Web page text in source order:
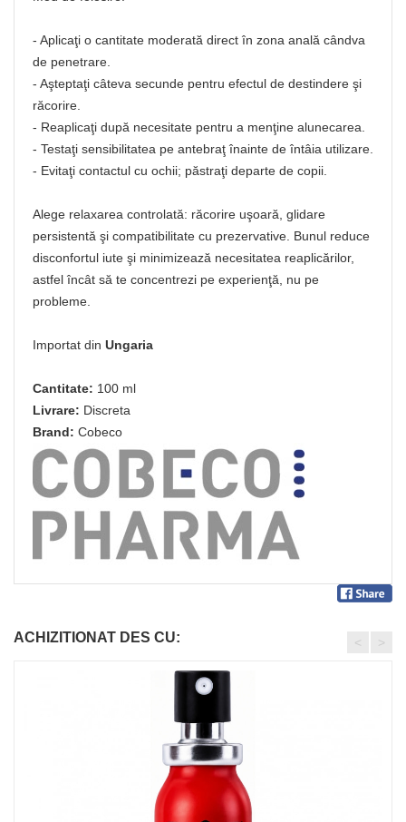
- Aplicaţi o cantitate moderată direct în zona anală cândva
de penetrare.
- Aşteptaţi câteva secunde pentru efectul de destindere şi
răcorire.
- Reaplicaţi după necesitate pentru a menţine alunecarea.
- Testaţi sensibilitatea pe antebraţ înainte de întâia utilizare.
- Evitaţi contactul cu ochii; păstraţi departe de copii.
Alege relaxarea controlată: răcorire uşoară, glidare
persistentă şi compatibilitate cu prezervative. Bunul reduce
disconfortul iute şi minimizează necesitatea reaplicărilor,
astfel încât să te concentrezi pe experienţă, nu pe
probleme.
Importat din Ungaria
Cantitate: 100 ml
Livrare: Discreta
Brand: Cobeco
ACHIZITIONAT DES CU: < >